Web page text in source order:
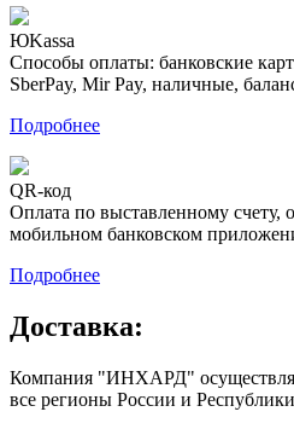
ЮKassa
Способы оплаты: банковские
SberPay, Mir Pay, наличные,
Подробнее
QR-код
Оплата по выставленному счету,
мобильном банковском
Подробнее
Доставка:
Компания "ИНХАРД"
все регионы России и